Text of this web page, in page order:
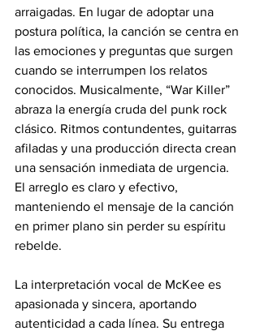
arraigadas. En lugar de adoptar una
postura política, la canción se centra en
las emociones y preguntas que surgen
cuando se interrumpen los relatos
conocidos. Musicalmente, “War Killer”
abraza la energía cruda del punk rock
clásico. Ritmos contundentes, guitarras
afiladas y una producción directa crean
una sensación inmediata de urgencia.
El arreglo es claro y efectivo,
manteniendo el mensaje de la canción
en primer plano sin perder su espíritu
rebelde.
La interpretación vocal de McKee es
apasionada y sincera, aportando
autenticidad a cada línea. Su entrega